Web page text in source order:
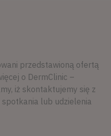
przedstawioną ofertą
o DermClinic –
iż skontaktujemy się z
lub udzielenia